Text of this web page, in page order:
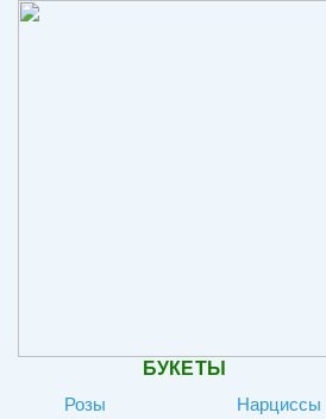
БУКЕТЫ
Розы
Нарциссы